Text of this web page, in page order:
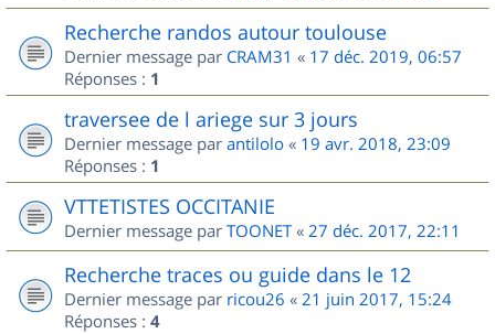
Recherche randos autour toulouse
Dernier message par CRAM31 « 17 déc. 2019, 06:57
Réponses : 1
traversee de l ariege sur 3 jours
Dernier message par antilolo « 19 avr. 2018, 23:09
Réponses : 1
VTTETISTES OCCITANIE
Dernier message par TOONET« 27 déc. 2017, 22:11
Recherche traces ou guide dans le 12
Dernier message par ricou26 « 21 juin 2017, 15:24
Réponses : 4